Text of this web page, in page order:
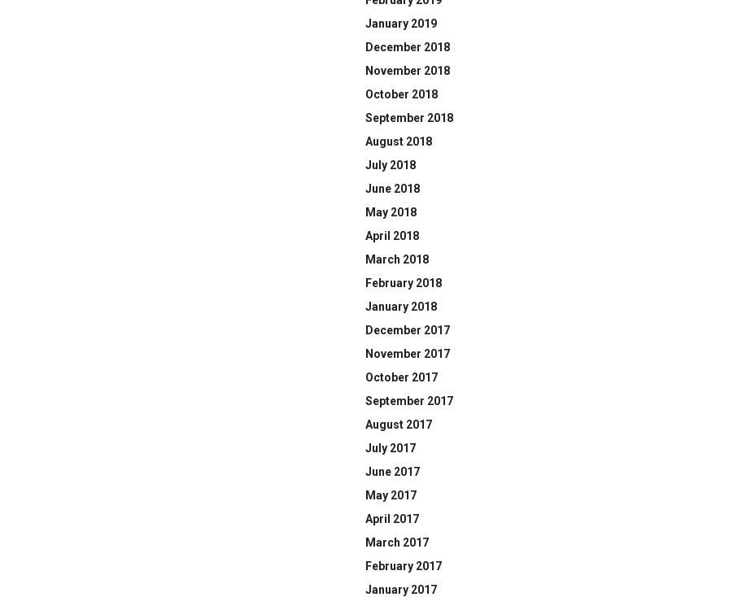
January 2019
December 2018
November 2018
October 2018
September 2018
August 2018
July 2018
June 2018
May 2018
April 2018
March 2018
February 2018
January 2018
December 2017
November 2017
October 2017
September 2017
August 2017
July 2017
June 2017
May 2017
April 2017
March 2017
February 2017
January 2017